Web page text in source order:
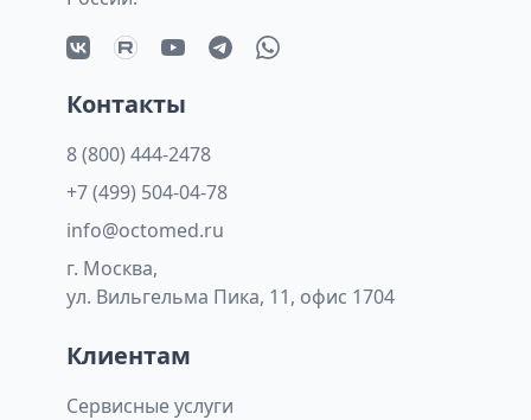
Контакты
8 (800) 444-2478
+7 (499) 504-04-78
info@octomed.ru
г. Москва,
ул. Вильгельма Пика, 11, офис 1704
Клиентам
Сервисные услуги